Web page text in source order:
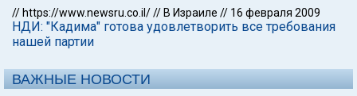
// https://www.newsru.co.il/// В Израиле // 16 февраля 2009
НДИ: "Кадима" готова удовлетворить все требования
нашей партии
ВАЖНЫЕ НОВОСТИ